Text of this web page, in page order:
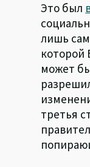
Это был
лишь
которой
может
третья